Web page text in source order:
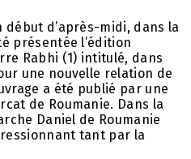
début d’après-midi, dans la
présentée l’édition
Rabhi (1) intitulé, dans
une nouvelle relation de
a été publié par une
de Roumanie. Dans la
Daniel de Roumanie
tant par la